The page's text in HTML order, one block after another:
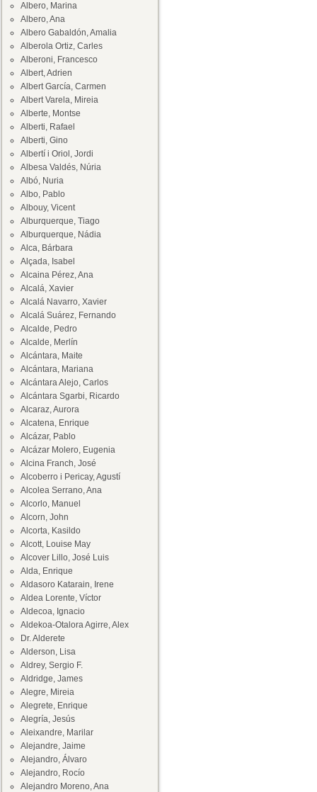
Albero, Marina
Albero, Ana
Albero Gabaldón, Amalia
Alberola Ortiz, Carles
Alberoni, Francesco
Albert, Adrien
Albert García, Carmen
Albert Varela, Mireia
Alberte, Montse
Alberti, Rafael
Alberti, Gino
Albertí i Oriol, Jordi
Albesa Valdés, Núria
Albó, Nuria
Albo, Pablo
Albouy, Vicent
Alburquerque, Tiago
Alburquerque, Nádia
Alca, Bárbara
Alçada, Isabel
Alcaina Pérez, Ana
Alcalá, Xavier
Alcalá Navarro, Xavier
Alcalá Suárez, Fernando
Alcalde, Pedro
Alcalde, Merlín
Alcántara, Maite
Alcántara, Mariana
Alcántara Alejo, Carlos
Alcántara Sgarbi, Ricardo
Alcaraz, Aurora
Alcatena, Enrique
Alcázar, Pablo
Alcázar Molero, Eugenia
Alcina Franch, José
Alcoberro i Pericay, Agustí
Alcolea Serrano, Ana
Alcorlo, Manuel
Alcorn, John
Alcorta, Kasildo
Alcott, Louise May
Alcover Lillo, José Luis
Alda, Enrique
Aldasoro Katarain, Irene
Aldea Lorente, Víctor
Aldecoa, Ignacio
Aldekoa-Otalora Agirre, Alex
Dr. Alderete
Alderson, Lisa
Aldrey, Sergio F.
Aldridge, James
Alegre, Mireia
Alegrete, Enrique
Alegría, Jesús
Aleixandre, Marilar
Alejandre, Jaime
Alejandro, Álvaro
Alejandro, Rocío
Alejandro Moreno, Ana